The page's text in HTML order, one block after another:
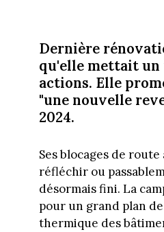
Dernière
qu'elle mettait un
actions. Elle
"une nouvelle
2024.
Ses blocages de
réfléchir ou
désormais fini. La
pour un grand plan
thermique des